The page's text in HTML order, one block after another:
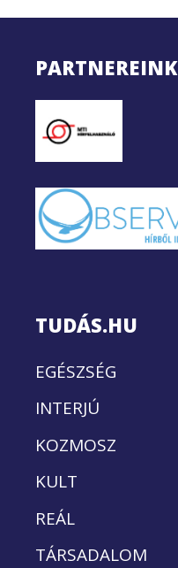
PARTNEREINK
TUDÁS.HU
EGÉSZSÉG
INTERJÚ
KOZMOSZ
KULT
REÁL
TÁRSADALOM